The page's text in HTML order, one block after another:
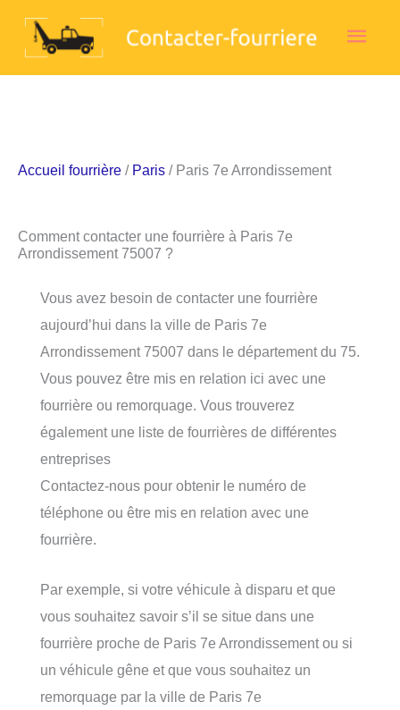
Accueil fourrière / Paris / Paris 7e Arrondissement
Comment contacter une fourrière à Paris 7e
Arrondissement 75007 ?
Vous avez besoin de contacter une fourrière
aujourd’hui dans la ville de Paris 7e
Arrondissement 75007 dans le département du 75.
Vous pouvez être mis en relation ici avec une
fourrière ou remorquage. Vous trouverez
également une liste de fourrières de différentes
entreprises
Contactez-nous pour obtenir le numéro de
téléphone ou être mis en relation avec une
fourrière.
Par exemple, si votre véhicule à disparu et que
vous souhaitez savoir s’il se situe dans une
fourrière proche de Paris 7e Arrondissement ou si
un véhicule gêne et que vous souhaitez un
remorquage par la ville de Paris 7e